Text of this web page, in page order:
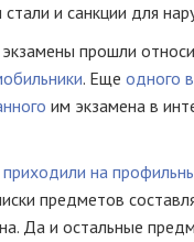
и санкции для
прошли
. Еще одного
им экзамена в
приходили на
предметов
Да и остальные